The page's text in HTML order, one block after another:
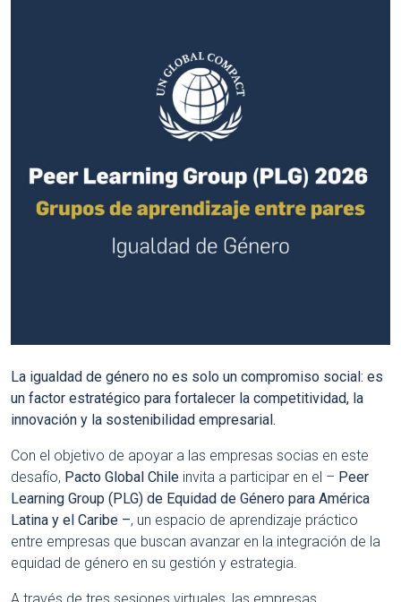
La igualdad de género no es solo un compromiso social: es
un factor estratégico para fortalecer la competitividad, la
innovación y la sostenibilidad empresarial.
Con el objetivo de apoyar a las empresas socias en este
desafío, Pacto Global Chile invita a participar en el – Peer
Learning Group (PLG) de Equidad de Género para América
Latina y el Caribe –, un espacio de aprendizaje práctico
entre empresas que buscan avanzar en la integración de la
equidad de género en su gestión y estrategia.